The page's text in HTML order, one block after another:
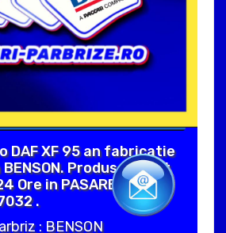
DAF XF 95 an fabricatie
Produs vandut
Ore in PASAREA ILFOV
.
: BENSON